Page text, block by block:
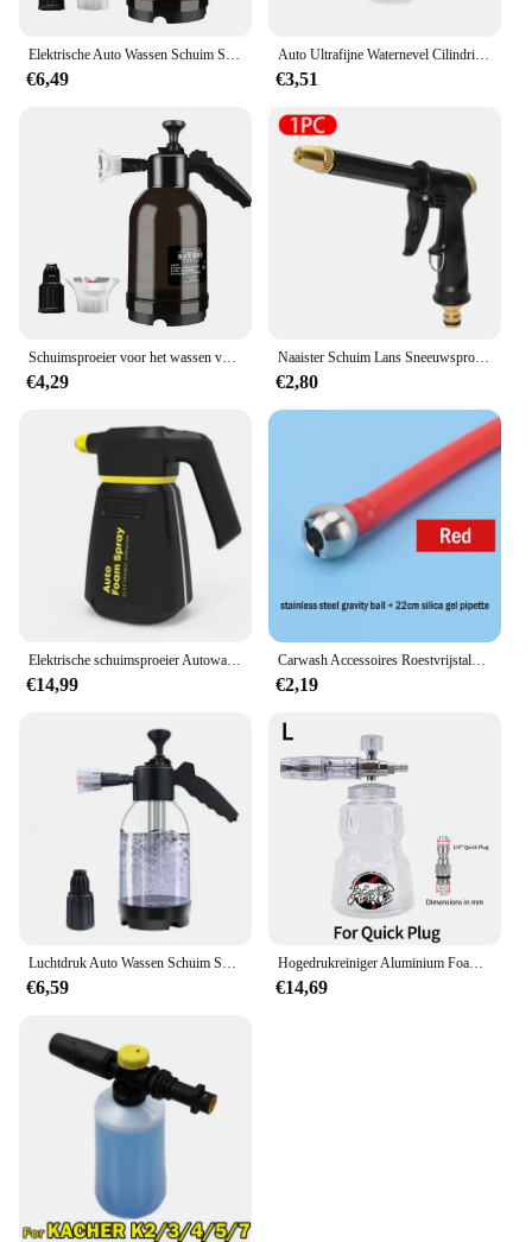
Elektrische Auto Wassen Schuim Spuitpot Huishoudelijke Handheld Carwash Spray Tuinieren Luchtdruk Spuitschuim Pot 1.5l 2l
€6,49
Auto Ultrafijne Waternevel Cilindrische Spuitfles Hdpe Chemische Bestendige Spray Auto Wassen Gieter, Zware Spuitfles
€3,51
Schuimsproeier voor het wassen van auto's Hogedruk pa-sproeier Autowasvloeistof Speciaal voor auto's Handmatig pneumatisch druktype
€4,29
Naaister Schuim Lans Sneeuwsproeier Pot Hogedruk Auto Wasmachine Pistool Zeep Schuimer Wassen Water Sproeier Sproeier Voor Auto Huis Schoonmaken Tool
€2,80
Elektrische schuimsproeier Autowasstraat Motorfiets Schone detaillering Sneeuwkanon Hogedrukwaterpistool Generator Lance Wap Handleiding
€14,99
Carwash Accessoires Roestvrijstalen Filter Voor Hogedrukreiniger Schuimkanon Sneeuwschuim Lansvuller Met Plastic Buis
€2,19
Luchtdruk Auto Wassen Schuim Spuitpot Huishoudelijke Reiniging Glazen Spuitpot Ventilator Zuur En Alkalibestendig Schuim Spuitpot Spuitpot
€6,59
Hogedrukreiniger Aluminium Foam Lance Foam Nozzle Auto Wash Foam Maker Voor Karcher Elitech Bort Ar Bosch Michelin Hogedrukreiniger
€14,69